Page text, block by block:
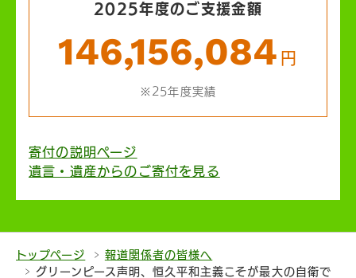
2025年度のご支援金額
146,156,084 円
※25年度実績
寄付の説明ページ
遺言・遺産からのご寄付を見る
トップページ
報道関係者の皆様へ
グリーンピース声明、恒久平和主義こそが最大の自衛で